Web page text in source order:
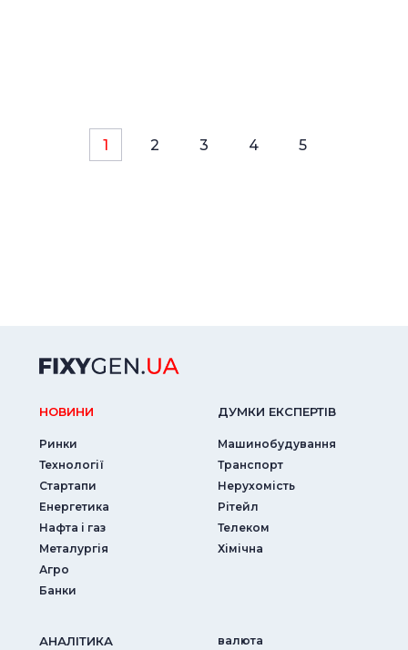
1 2 3 4 5
НОВИНИ
Ринки
Технології
Стартапи
Енергетика
Нафта і газ
Металургія
Агро
Банки
ДУМКИ ЕКСПЕРТIВ
Машинобудування
Транспорт
Нерухомість
Рітейл
Телеком
Хімічна
АНАЛIТИКА валюта